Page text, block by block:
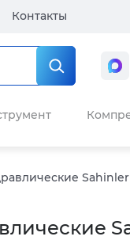
Контакты
Sahinler